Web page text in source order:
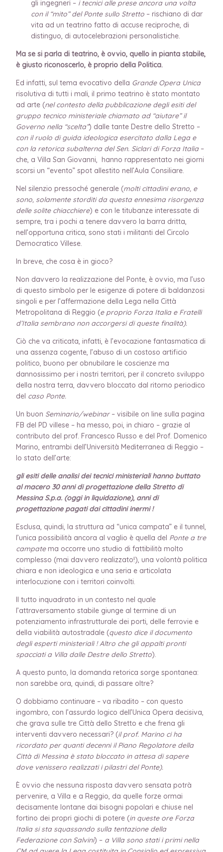
gli ingegneri – i tecnici alle prese ancora una volta
con il “mito” del Ponte sullo Stretto – rischiano di dar
vita ad un teatrino fatto di accuse reciproche, di
distinguo, di autocelebrazioni personalistiche.
Ma se si parla di teatrino, è ovvio, quello in pianta stabile,
è giusto riconoscerlo, è proprio della Politica.
Ed infatti, sul tema evocativo della Grande Opera Unica
risolutiva di tutti i mali, il primo teatrino è stato montato
ad arte (nel contesto della pubblicazione degli esiti del
gruppo tecnico ministeriale chiamato ad “aiutare” il
Governo nella “scelta”) dalle tante Destre dello Stretto –
con il ruolo di guida ideologica esercitato dalla Lega e
con la retorica subalterna del Sen. Siclari di Forza Italia–
che, a Villa San Giovanni, hanno rappresentato nei giorni
scorsi un “evento” spot allestito nell’Aula Consiliare.
Nel silenzio pressoché generale (molti cittadini erano, e
sono, solamente storditi da questa ennesima risorgenza
delle solite chiacchiere) e con le titubanze interessate di
sempre, tra i pochi a tenere davvero la barra dritta,
nell’opportuna critica, sono stati i militanti del Circolo
Democratico Villese.
In breve, che cosa è in gioco?
Non davvero la realizzazione del Ponte, è ovvio, ma l’uso
di questo simbolo per le esigenze di potere di baldanzosi
singoli e per l’affermazione della Lega nella Città
Metropolitana di Reggio (e proprio Forza Italia e Fratelli
d’Italia sembrano non accorgersi di queste finalità).
Ciò che va criticata, infatti, è l’evocazione fantasmatica di
una assenza cogente, l’abuso di un costoso artificio
politico, buono per obnubilare le coscienze ma
dannosissimo per i nostri territori, per il concreto sviluppo
della nostra terra, davvero bloccato dal ritorno periodico
del caso Ponte.
Un buon Seminario/webinar– visibile on line sulla pagina
FB del PD villese – ha messo, poi, in chiaro – grazie al
contributo del prof. Francesco Russo e del Prof. Domenico
Marino, entrambi dell’Università Mediterranea di Reggio –
lo stato dell’arte:
gli esiti delle analisi dei tecnici ministeriali hanno buttato
al macero 30 anni di progettazione della Stretto di
Messina S.p.a. (oggi in liquidazione), anni di
progettazione pagati dai cittadini inermi !
Esclusa, quindi, la struttura ad “unica campata” e il tunnel,
l’unica possibilità ancora al vaglio è quella del Ponte a tre
campatema occorre uno studio di fattibilità molto
complesso (mai davvero realizzato!), una volontà politica
chiara e non ideologica e una seria e articolata
interlocuzione con i territori coinvolti.
Il tutto inquadrato in un contesto nel quale
l’attraversamento stabile giunge al termine di un
potenziamento infrastrutturale dei porti, delle ferrovie e
della viabilità autostradale (questo dice il documento
degli esperti ministeriali ! Altro che gli appalti pronti
spacciati a Villa dalle Destre dello Stretto).
A questo punto, la domanda retorica sorge spontanea:
non sarebbe ora, quindi, di passare oltre?
O dobbiamo continuare – va ribadito – con questo
ingombro, con l’assurdo logico dell’Unica Opera decisiva,
che grava sulle tre Città dello Stretto e che frena gli
interventi davvero necessari? (il prof. Marino ci ha
ricordato per quanti decenni il Piano Regolatore della
Città di Messina è stato bloccato in attesa di sapere
dove venissero realizzati i pilastri del Ponte).
È ovvio che nessuna risposta davvero sensata potrà
pervenire, a Villa e a Reggio, da quelle forze ormai
decisamente lontane dai bisogni popolari e chiuse nel
fortino dei propri giochi di potere (in queste ore Forza
Italia si sta squassando sulla tentazione della
Federazione con Salvini) – a Villa sono stati i primi nella